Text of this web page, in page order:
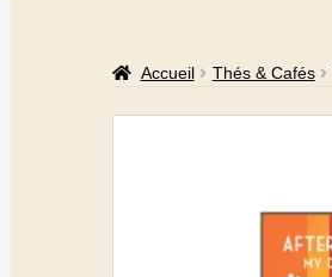
Accueil Thés & Cafés